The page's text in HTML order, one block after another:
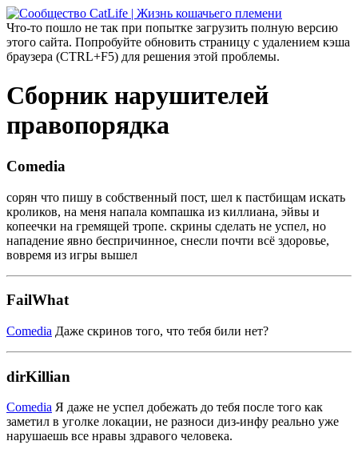
Что-то пошло не так при попытке загрузить полную версию
этого сайта. Попробуйте обновить страницу с удалением кэша
браузера (CTRL+F5) для решения этой проблемы.
Сборник нарушителей
правопорядка
Comedia
сорян что пишу в собственный пост, шел к пастбищам искать
кроликов, на меня напала компашка из киллиана, эйвы и
копеечки на гремящей тропе. скрины сделать не успел, но
нападение явно беспричинное, снесли почти всё здоровье,
вовремя из игры вышел
FailWhat
Comedia Даже скринов того, что тебя били нет?
dirKillian
Comedia Я даже не успел добежать до тебя после того как
заметил в уголке локации, не разноси диз-инфу реально уже
нарушаешь все нравы здравого человека.